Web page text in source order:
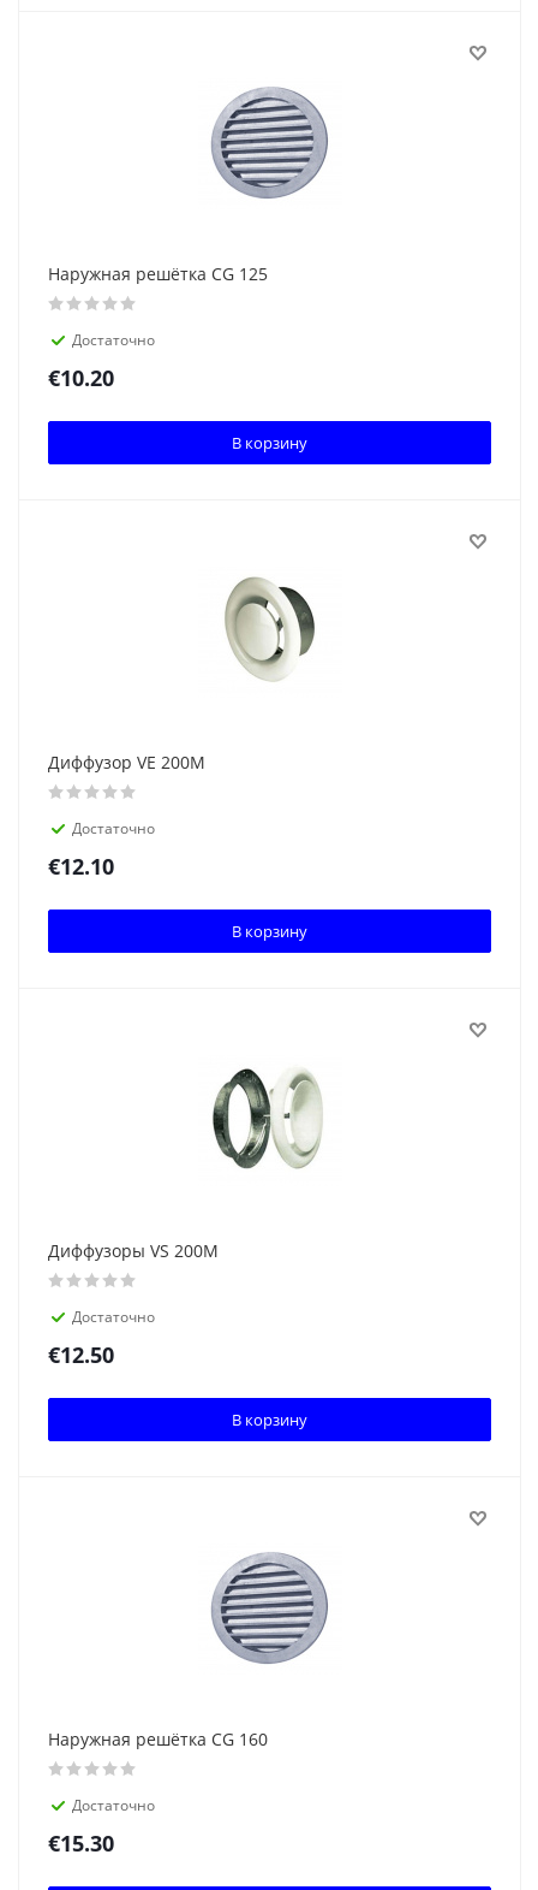
Наружная решётка CG 125
Достаточно
€10.20
В корзину
Диффузор VE 200M
Достаточно
€12.10
В корзину
Диффузоры VS 200M
Достаточно
€12.50
В корзину
Наружная решётка CG 160
Достаточно
€15.30